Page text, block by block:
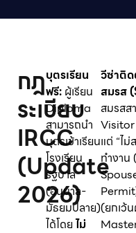
กฎ
ระเบียบ
IRCC
(Update
2026)
บุตรเรียน
ฟรี:ผู้เรียน
Diploma
สามารถนำ
บุตรเข้าเรียน
โรงเรียน
รัฐบาล
(อนุบาล-
มัธยมปลาย)
ได้โดย ไม่
วีซ่าติ
สมรส
สมรสส
แต่ “ไม่
ทำงาน
(ยกเว้